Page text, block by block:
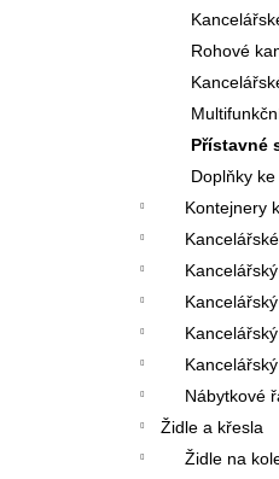
Rohové
Přístavné
Doplňky
Kontejnery
Nábytkové
Židle a křesla
Židle na
UP, 160 X 80
9 999 Kč
Původně: 11